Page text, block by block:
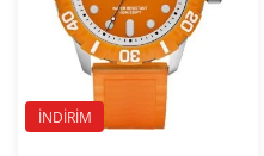
İNDIRIM